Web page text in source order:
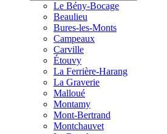
Le Bény-Bocage
Beaulieu
Bures-les-Monts
Campeaux
Carville
Étouvy
La Ferrière-Harang
La Graverie
Malloué
Montamy
Mont-Bertrand
Montchauvet